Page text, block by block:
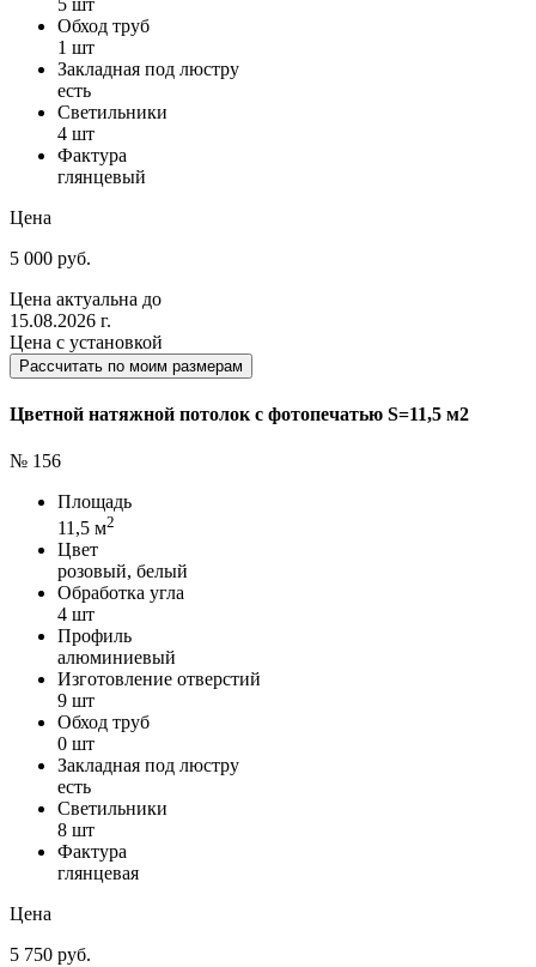
Обход труб
1 шт
Закладная под люстру
есть
Светильники
4 шт
Фактура
глянцевый
Цена
5 000 руб.
Цена актуальна до
15.08.2026 г.
Цена с установкой
Рассчитать по моим размерам
Цветной натяжной потолок с фотопечатью S=11,5 м2
№ 156
Площадь
11,5 м2
Цвет
розовый, белый
Обработка угла
4 шт
Профиль
алюминиевый
Изготовление отверстий
9 шт
Обход труб
0 шт
Закладная под люстру
есть
Светильники
8 шт
Фактура
глянцевая
Цена
5 750 руб.